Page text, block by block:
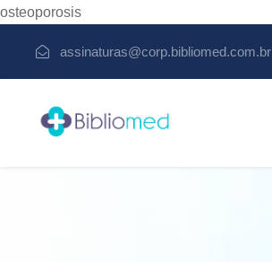
osteoporosis
assinaturas@corp.bibliomed.com.br